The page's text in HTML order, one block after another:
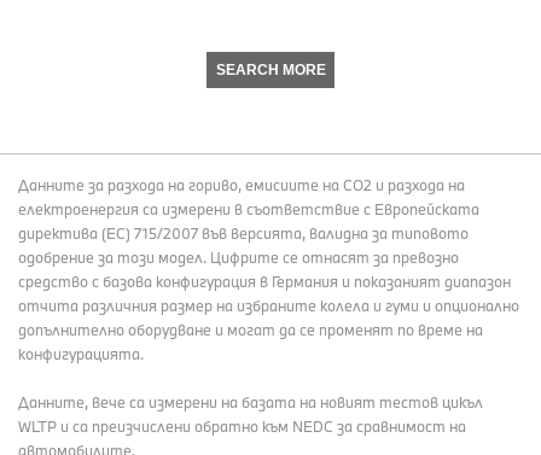
SEARCH MORE
Данните за разхода на гориво, емисиите на СО2 и разхода на
електроенергия са измерени в съответствие с Европейската
директива (EC) 715/2007 във версията, валидна за типовото
одобрение за този модел. Цифрите се отнасят за превозно
средство с базова конфигурация в Германия и показаният диапазон
отчита различния размер на избраните колела и гуми и опционално
допълнително оборудване и могат да се променят по време на
конфигурацията.
Данните, вече са измерени на базата на новият тестов цикъл
WLTP и са преизчислени обратно към NEDC за сравнимост на
автомобилите.